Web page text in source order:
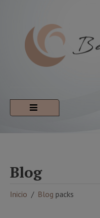
Blog
Inicio Blog packs